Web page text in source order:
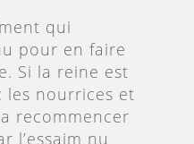
qui
pour en faire
Si la reine est
les nourrices et
recommencer
l’essaim nu